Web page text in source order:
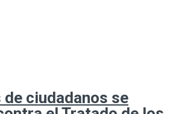
ciudadanos se